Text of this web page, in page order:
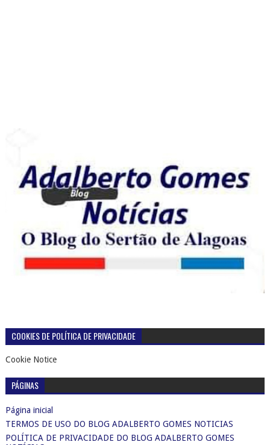
COOKIES DE POLÍTICA DE PRIVACIDADE
Cookie Notice
PÁGINAS
Página inicial
TERMOS DE USO DO BLOG ADALBERTO GOMES NOTICIAS
POLÍTICA DE PRIVACIDADE DO BLOG ADALBERTO GOMES